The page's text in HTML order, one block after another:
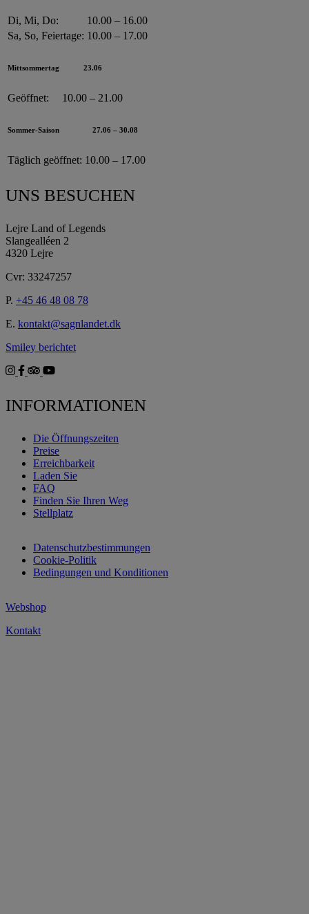
Di, Mi, Do:
10.00 – 16.00
Sa, So, Feiertage: 10.00 – 17.00
Mittsommertag 23.06
Geöffnet: 10.00 – 21.00
Sommer-Saison 27.06 – 30.08
Täglich geöffnet: 10.00 – 17.00
UNS BESUCHEN
Lejre Land of Legends
Slangealléen 2
4320 Lejre
Cvr: 33247257
P. +45 46 48 08 78
E. kontakt@sagnlandet.dk
Smiley berichtet
INFORMATIONEN
Die Öffnungszeiten
Preise
Erreichbarkeit
Laden Sie
FAQ
Finden Sie Ihren Weg
Stellplatz
Datenschutzbestimmungen
Cookie-Politik
Bedingungen und Konditionen
Webshop
Kontakt